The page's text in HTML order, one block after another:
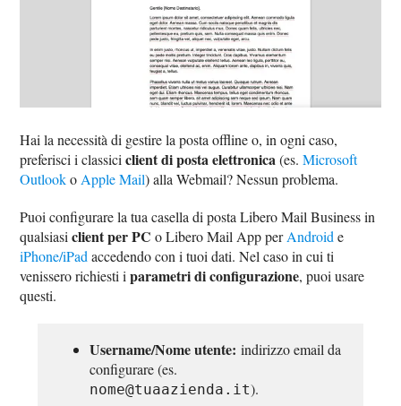
Hai la necessità di gestire la posta offline o, in ogni caso,
preferisci i classiciclient di posta elettronica(es.Microsoft
Outlooko Apple Mail) alla Webmail? Nessun problema.
Puoi configurare la tua casella di posta Libero Mail Business in
qualsiasiclient per PC o Libero Mail App perAndroid e
iPhone/iPad accedendo con i tuoi dati. Nel caso in cui ti
venissero richiesti iparametri di configurazione, puoi usare
questi.
Username/Nome utente: indirizzo email da
configurare (es.
nome@tuaazienda.it).